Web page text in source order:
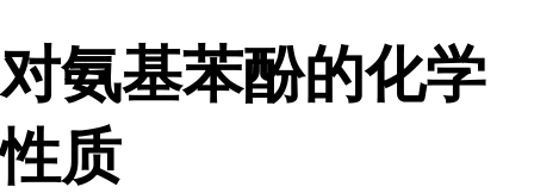
对氨基苯酚的化学
性质